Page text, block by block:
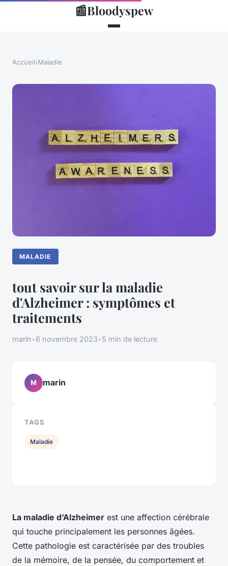
📰Bloodyspew
Accueil›Maladie
MALADIE
tout savoir sur la maladie
d'Alzheimer : symptômes et
traitements
marin•6 novembre 2023•5 min de lecture
La maladie d’Alzheimer est une affection cérébrale
qui touche principalement les personnes âgées.
Cette pathologie est caractérisée par des troubles
de la mémoire, de la pensée, du comportement et
M marin
TAGS
Maladie